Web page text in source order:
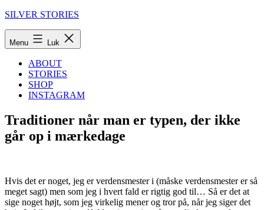
Fortsæt
SILVER STORIES
Menu Luk
ABOUT
STORIES
SHOP
INSTAGRAM
Traditioner når man er typen, der ikke
går op i mærkedage
Hvis det er noget, jeg er verdensmester i (måske verdensmester er så
meget sagt) men som jeg i hvert fald er rigtig god til… Så er det at
sige noget højt, som jeg virkelig mener og tror på, når jeg siger det